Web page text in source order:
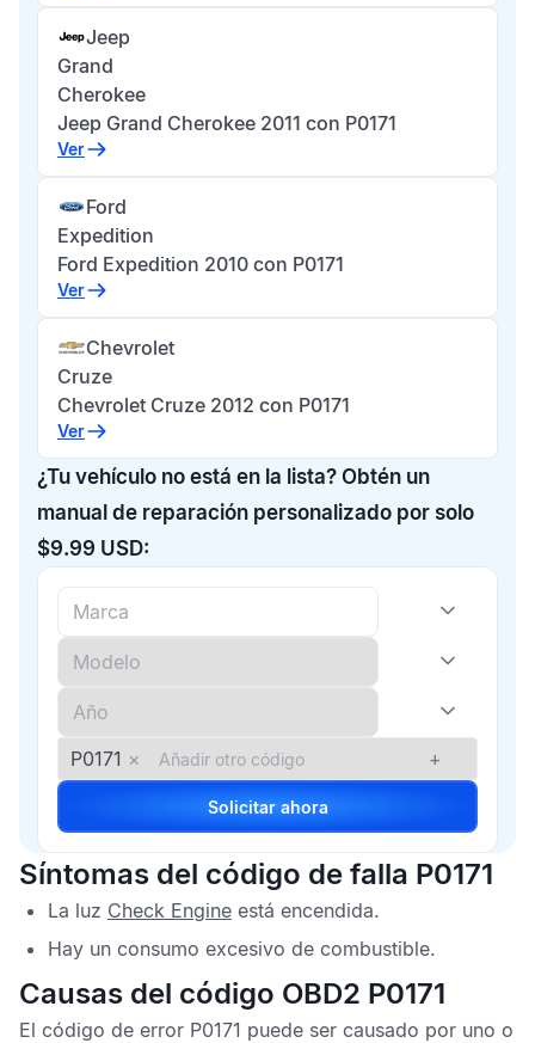
Jeep
Grand
Cherokee
Jeep Grand Cherokee 2011 con P0171
Ver
Ford
Expedition
Ford Expedition 2010 con P0171
Ver
Chevrolet
Cruze
Chevrolet Cruze 2012 con P0171
Ver
¿Tu vehículo no está en la lista? Obtén un
manual de reparación personalizado por solo
$9.99 USD:
P0171 × +
Solicitar ahora
Síntomas del código de falla P0171
La luz Check Engine está encendida.
Hay un consumo excesivo de combustible.
Causas del código OBD2 P0171
El código de error P0171 puede ser causado por uno o